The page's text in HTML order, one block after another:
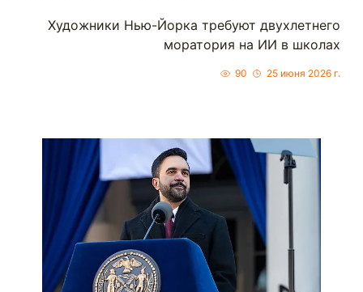
Художники Нью-Йорка требуют двухлетнего
моратория на ИИ в школах
90 25 июня 2026 г.